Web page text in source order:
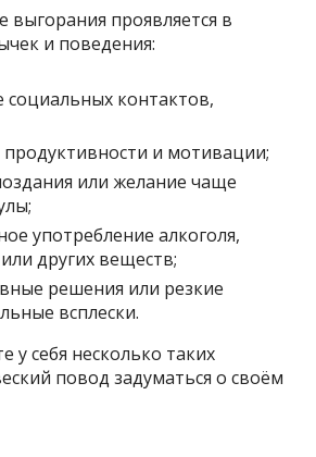
выгорания проявляется в
и поведения:
социальных контактов,
и мотивации;
или желание чаще
употребление алкоголя,
других веществ;
решения или резкие
всплески.
у себя несколько таких
повод задуматься о своём